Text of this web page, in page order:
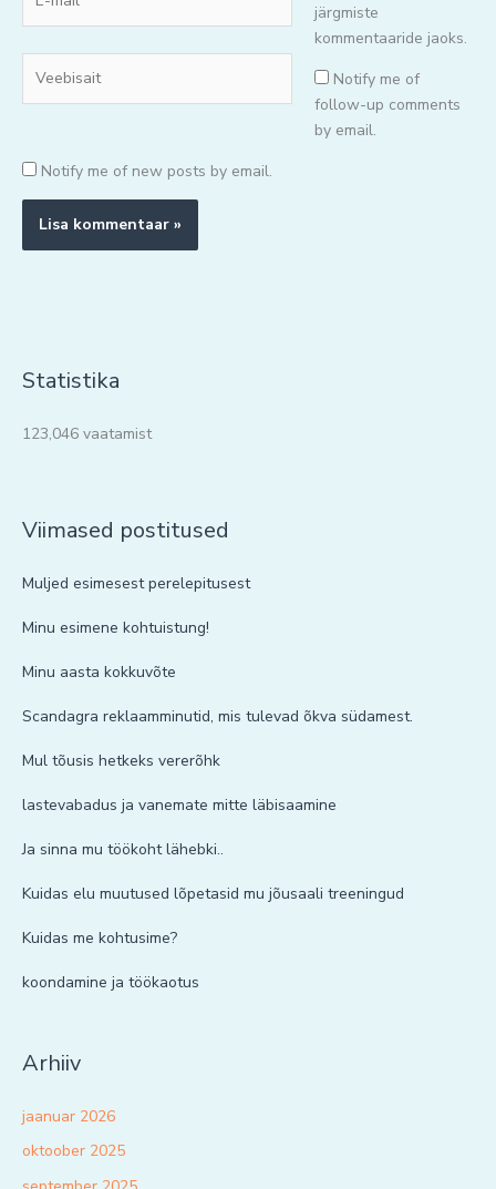
mail*
järgmiste
kommentaaride jaoks.
Notify me of
follow-up comments
by email.
Notify me of new posts by email.
Statistika
123,046 vaatamist
Viimased postitused
Muljed esimesest perelepitusest
Minu esimene kohtuistung!
Minu aasta kokkuvõte
Scandagra reklaamminutid, mis tulevad õkva südamest.
Mul tõusis hetkeks vererõhk
lastevabadus ja vanemate mitte läbisaamine
Ja sinna mu töökoht lähebki..
Kuidas elu muutused lõpetasid mu jõusaali treeningud
Kuidas me kohtusime?
koondamine ja töökaotus
Arhiiv
jaanuar 2026
oktoober 2025